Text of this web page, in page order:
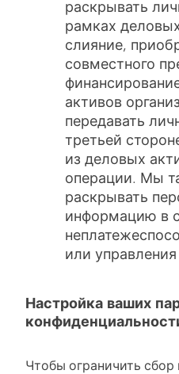
раскрывать
рамках
слияние,
совместного
активов
передавать
третьей
из деловых
операции. Мы
раскрывать
информацию в
или
Настройка ваших
Чтобы ограничить